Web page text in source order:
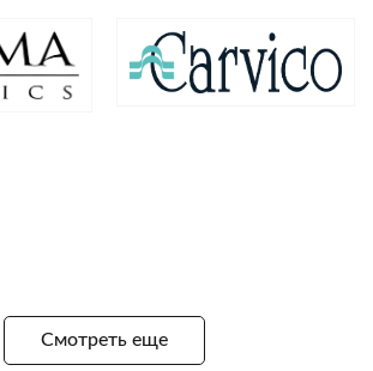
Смотреть еще